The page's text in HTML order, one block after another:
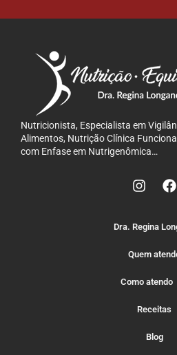
Nutricionista, Especialista em
Alimentos, Nutrição Clínica
com Enfase em Nutrigenômica…
Dra. Regina
Quem
Como atendo
Receitas
Blog